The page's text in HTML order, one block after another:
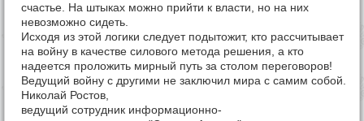
счастье. На штыках можно прийти к власти, но на них
невозможно сидеть.
Исходя из этой логики следует подытожит, кто рассчитывает
на войну в качестве силового метода решения, а кто
надеется проложить мирный путь за столом переговоров!
Ведущий войну с другими не заключил мира с самим собой.
Николай Ростов,
ведущий сотрудник информационно-